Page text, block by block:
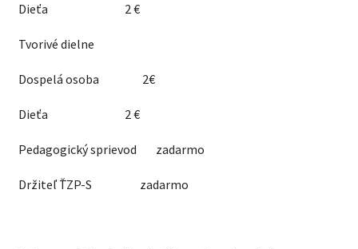
Dieťa 2 €
Tvorivé dielne
Dospelá osoba 2€
Dieťa 2 €
Pedagogický sprievod zadarmo
Držiteľ ŤZP-S zadarmo